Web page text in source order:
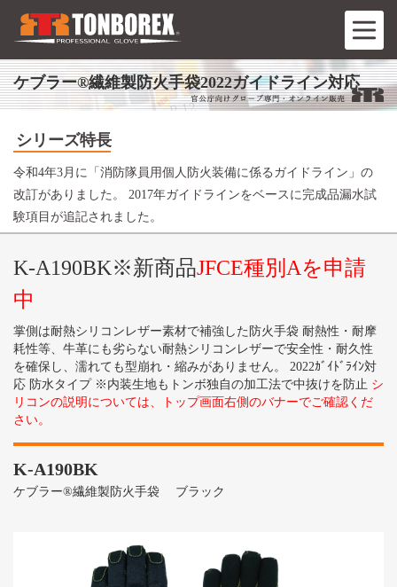
ケブラー®繊維製防火手袋2022ガイドライン対応
シリーズ特長
令和4年3月に「消防隊員用個人防火装備に係るガイドライン」の
改訂がありました。 2017年ガイドラインをベースに完成品漏水試
験項目が追記されました。
K-A190BK※新商品JFCE種別Aを申請
中
掌側は耐熱シリコンレザー素材で補強した防火手袋 耐熱性・耐摩
耗性等、牛革にも劣らない耐熱シリコンレザーで安全性・耐久性
を確保し、濡れても型崩れ・縮みがありません。 2022ｶﾞｲﾄﾞﾗｲﾝ対
応 防水タイプ ※内装生地もトンボ独自の加工法で中抜けを防止 シ
リコンの説明については、トップ画面右側のバナーでご確認くだ
さい。
K-A190BK
ケブラー®繊維製防火手袋 ブラック